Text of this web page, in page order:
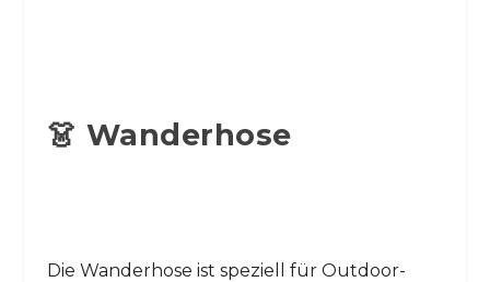
👗 Wanderhose
Die Wanderhose ist speziell für Outdoor-